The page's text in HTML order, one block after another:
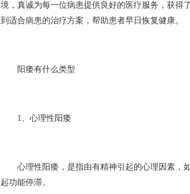
境，真诚为每一位病患提供良好的医疗服务，获得
到适合病患的治疗方案，帮助患者早日恢复健康。
阳痿有什么类型
1、心理性阳痿
心理性阳痿，是指由有精神引起的心理因素，
起功能停滞。